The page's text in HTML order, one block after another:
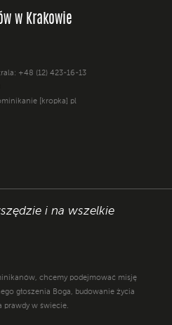
w Krakowie
+48 (12) 423-16-13
[kropka] pl
i na wszelkie
chcemy podejmować misję
głoszenia Boga, budowanie życia
prawdy w świecie.